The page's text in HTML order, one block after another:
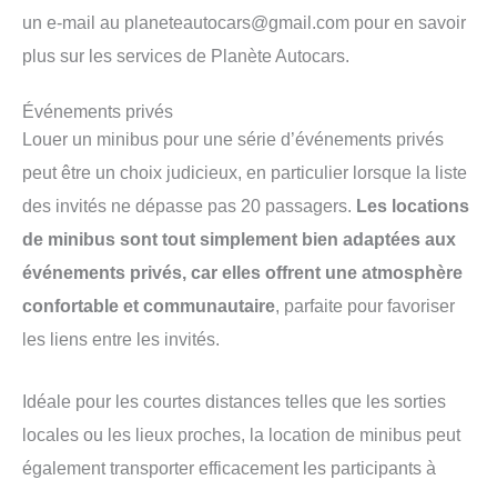
un e-mail au planeteautocars@gmail.com pour en savoir
plus sur les services de Planète Autocars.
Événements privés
Louer un minibus pour une série d’événements privés
peut être un choix judicieux, en particulier lorsque la liste
des invités ne dépasse pas 20 passagers. Les locations
de minibus sont tout simplement bien adaptées aux
événements privés, car elles offrent une atmosphère
confortable et communautaire, parfaite pour favoriser
les liens entre les invités.
Idéale pour les courtes distances telles que les sorties
locales ou les lieux proches, la location de minibus peut
également transporter efficacement les participants à